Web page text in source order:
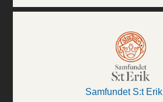
Samfundet S:t Erik